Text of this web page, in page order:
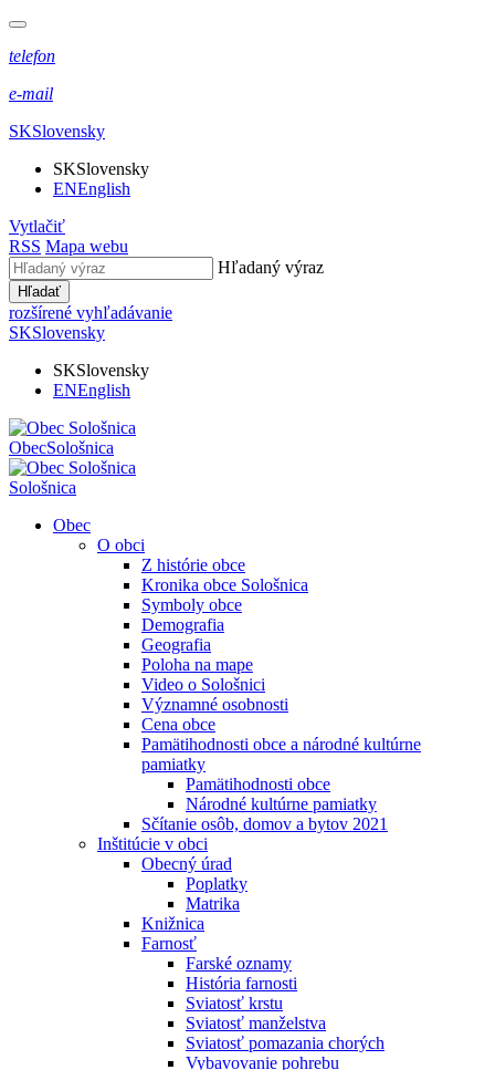
telefon
e-mail
SKSlovensky
SKSlovensky
ENEnglish
Vytlačiť
RSS Mapa webu
Hľadaný výraz
Hľadať
rozšírené vyhľadávanie
SKSlovensky
SKSlovensky
ENEnglish
ObecSološnica
Sološnica
Obec
O obci
Z histórie obce
Kronika obce Sološnica
Symboly obce
Demografia
Geografia
Poloha na mape
Video o Sološnici
Významné osobnosti
Cena obce
Pamätihodnosti obce a národné kultúrne
pamiatky
Pamätihodnosti obce
Národné kultúrne pamiatky
Sčítanie osôb, domov a bytov 2021
Inštitúcie v obci
Obecný úrad
Poplatky
Matrika
Knižnica
Farnosť
Farské oznamy
História farnosti
Sviatosť krstu
Sviatosť manželstva
Sviatosť pomazania chorých
Vybavovanie pohrebu